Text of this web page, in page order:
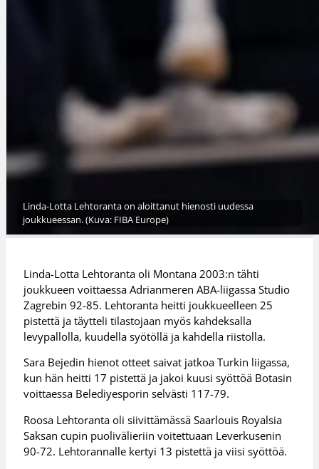
Linda-Lotta Lehtoranta on aloittanut hienosti uudessa
joukkueessan. (Kuva: FIBA Europe)
Linda-Lotta Lehtoranta oli Montana 2003:n tähti
joukkueen voittaessa Adrianmeren ABA-liigassa Studio
Zagrebin 92-85. Lehtoranta heitti joukkueelleen 25
pistettä ja täytteli tilastojaan myös kahdeksalla
levypallolla, kuudella syötöllä ja kahdella riistolla.
Sara Bejedin hienot otteet saivat jatkoa Turkin liigassa,
kun hän heitti 17 pistettä ja jakoi kuusi syöttöä Botasin
voittaessa Belediyesporin selvästi 117-79.
Roosa Lehtoranta oli siivittämässä Saarlouis Royalsia
Saksan cupin puolivälieriin voitettuaan Leverkusenin
90-72. Lehtorannalle kertyi 13 pistettä ja viisi syöttöä.